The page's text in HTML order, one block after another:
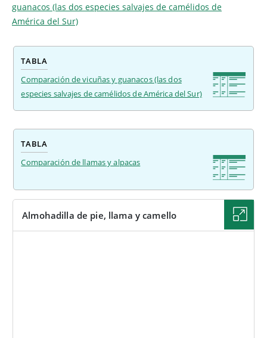
guanacos (las dos especies salvajes de camélidos de
América del Sur)
TABLA
Comparación de vicuñas y guanacos (las dos
especies salvajes de camélidos de América del Sur)
TABLA
Comparación de llamas y alpacas
Almohadilla de pie, llama y camello